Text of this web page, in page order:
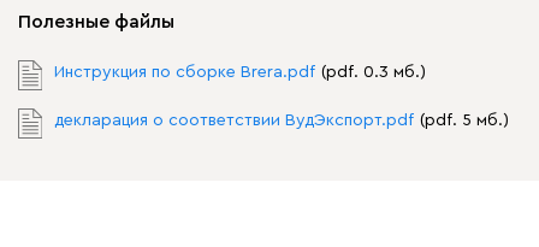
Полезные файлы
Инструкция по сборке Brera.pdf (pdf. 0.3 мб.)
декларация о соответствии ВудЭкспорт.pdf (pdf. 5 мб.)